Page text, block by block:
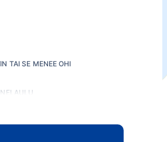
TAI SE MENEE OHI